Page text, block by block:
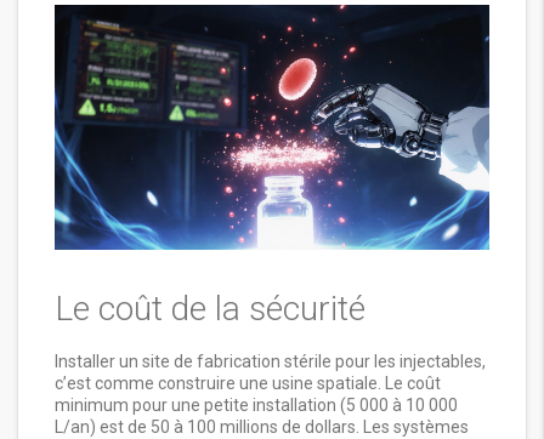
Le coût de la sécurité
Installer un site de fabrication stérile pour les injectables,
c’est comme construire une usine spatiale. Le coût
minimum pour une petite installation (5 000 à 10 000
L/an) est de 50 à 100 millions de dollars. Les systèmes